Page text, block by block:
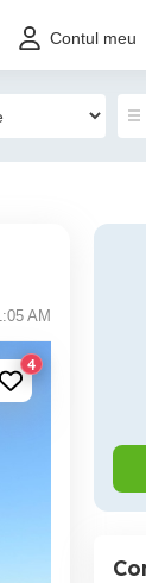
Contul meu
AM
4